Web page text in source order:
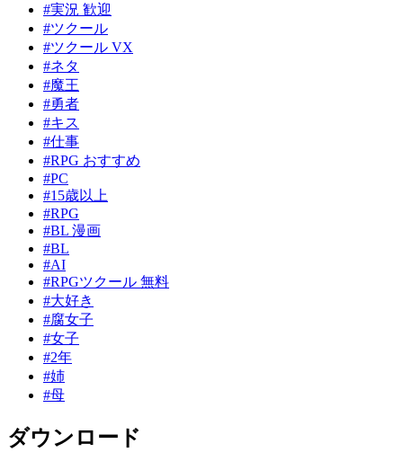
#実況 歓迎
#ツクール
#ツクール VX
#ネタ
#魔王
#勇者
#キス
#仕事
#RPG おすすめ
#PC
#15歳以上
#RPG
#BL 漫画
#BL
#AI
#RPGツクール 無料
#大好き
#腐女子
#女子
#2年
#姉
#母
ダウンロード